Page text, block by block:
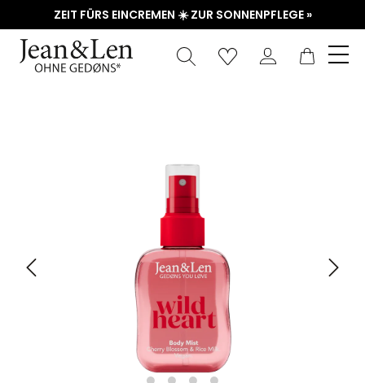
ZEIT FÜRS EINCREMEN ☀️ ZUR SONNENPFLEGE »